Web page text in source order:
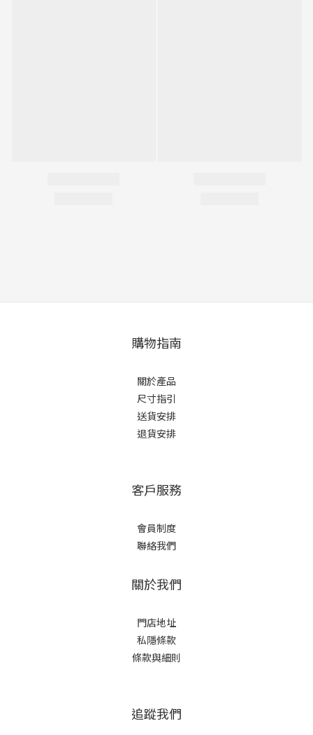
購物指南
關於產品
尺寸指引
送貨安排
退貨安排
客戶服務
會員制度
聯絡我們
關於我們
門店地址
私隱條款
條款與細則
追蹤我們